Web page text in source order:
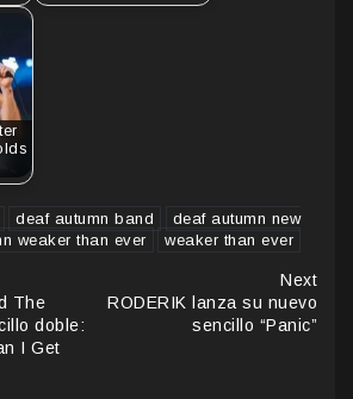
deaf autumn band
deaf autumn new
weaker than ever weaker than ever
The
doble:
I Get
Next
RODERIK lanza su nuevo
sencillo “Panic”